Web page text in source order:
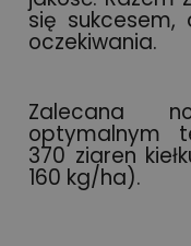
się sukcesem,
oczekiwania.
Zalecana
optymalnym
370 ziaren
160 kg/ha).